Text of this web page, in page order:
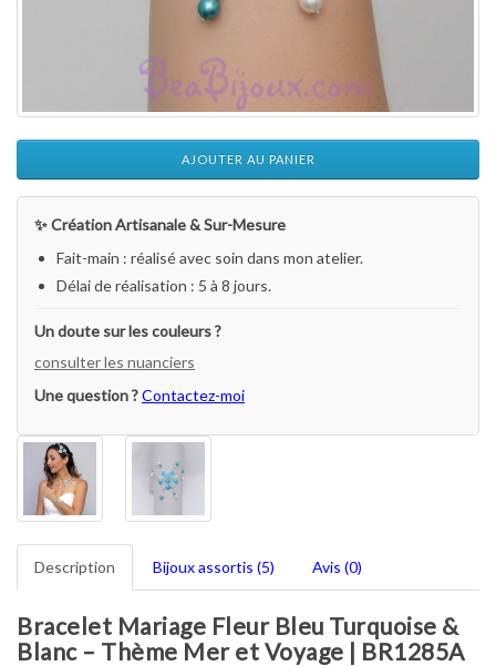
AJOUTER AU PANIER
✨ Création Artisanale & Sur-Mesure
Fait-main : réalisé avec soin dans mon atelier.
Délai de réalisation : 5 à 8 jours.
Un doute sur les couleurs ?
consulter les nuanciers
Une question ?Contactez-moi
Description Bijoux assortis (5) Avis (0)
Bracelet Mariage Fleur Bleu Turquoise &
Blanc – Thème Mer et Voyage | BR1285A